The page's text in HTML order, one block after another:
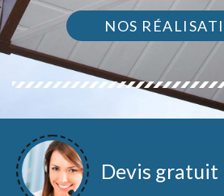
NOS
Devis gratuit